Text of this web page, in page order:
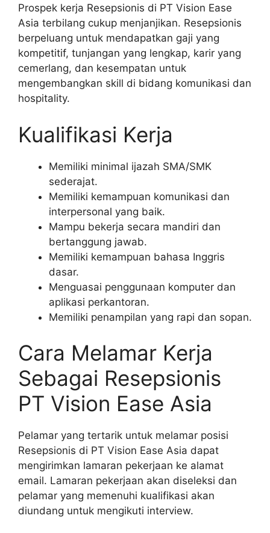
Prospek kerja Resepsionis di PT Vision Ease
Asia terbilang cukup menjanjikan. Resepsionis
berpeluang untuk mendapatkan gaji yang
kompetitif, tunjangan yang lengkap, karir yang
cemerlang, dan kesempatan untuk
mengembangkan skill di bidang komunikasi dan
hospitality.
Kualifikasi Kerja
Memiliki minimal ijazah SMA/SMK
sederajat.
Memiliki kemampuan komunikasi dan
interpersonal yang baik.
Mampu bekerja secara mandiri dan
bertanggung jawab.
Memiliki kemampuan bahasa Inggris
dasar.
Menguasai penggunaan komputer dan
aplikasi perkantoran.
Memiliki penampilan yang rapi dan sopan.
Cara Melamar Kerja
Sebagai Resepsionis
PT Vision Ease Asia
Pelamar yang tertarik untuk melamar posisi
Resepsionis di PT Vision Ease Asia dapat
mengirimkan lamaran pekerjaan ke alamat
email. Lamaran pekerjaan akan diseleksi dan
pelamar yang memenuhi kualifikasi akan
diundang untuk mengikuti interview.